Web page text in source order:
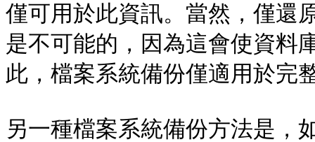
僅可用於此資訊。當然，僅
是不可能的，因為這會使資料
此，檔案系統備份僅適用於完
另一種檔案系統備份方法是，